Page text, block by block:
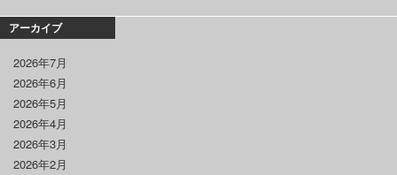
アーカイブ
2026年7月
2026年6月
2026年5月
2026年4月
2026年3月
2026年2月